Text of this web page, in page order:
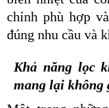
chỉnh phù hợp
đúng nhu cầu và
Khả năng lọc
mang lại không